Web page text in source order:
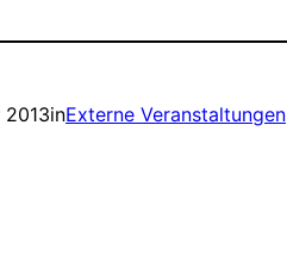
2013inExterne Veranstaltungen